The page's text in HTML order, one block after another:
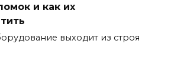
и как их
выходит из строя